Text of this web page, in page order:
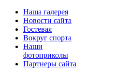
Наша галерея
Новости сайта
Гостевая
Вокруг спорта
Наши
фотоприколы
Партнеры сайта